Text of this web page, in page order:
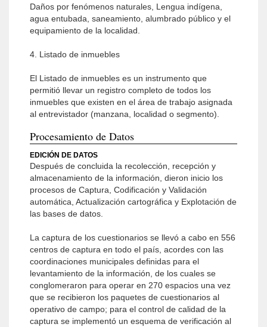
Daños por fenómenos naturales, Lengua indígena,
agua entubada, saneamiento, alumbrado público y el
equipamiento de la localidad.
4. Listado de inmuebles
El Listado de inmuebles es un instrumento que
permitió llevar un registro completo de todos los
inmuebles que existen en el área de trabajo asignada
al entrevistador (manzana, localidad o segmento).
Procesamiento de Datos
EDICIÓN DE DATOS
Después de concluida la recolección, recepción y
almacenamiento de la información, dieron inicio los
procesos de Captura, Codificación y Validación
automática, Actualización cartográfica y Explotación de
las bases de datos.
La captura de los cuestionarios se llevó a cabo en 556
centros de captura en todo el país, acordes con las
coordinaciones municipales definidas para el
levantamiento de la información, de los cuales se
conglomeraron para operar en 270 espacios una vez
que se recibieron los paquetes de cuestionarios al
operativo de campo; para el control de calidad de la
captura se implementó un esquema de verificación al